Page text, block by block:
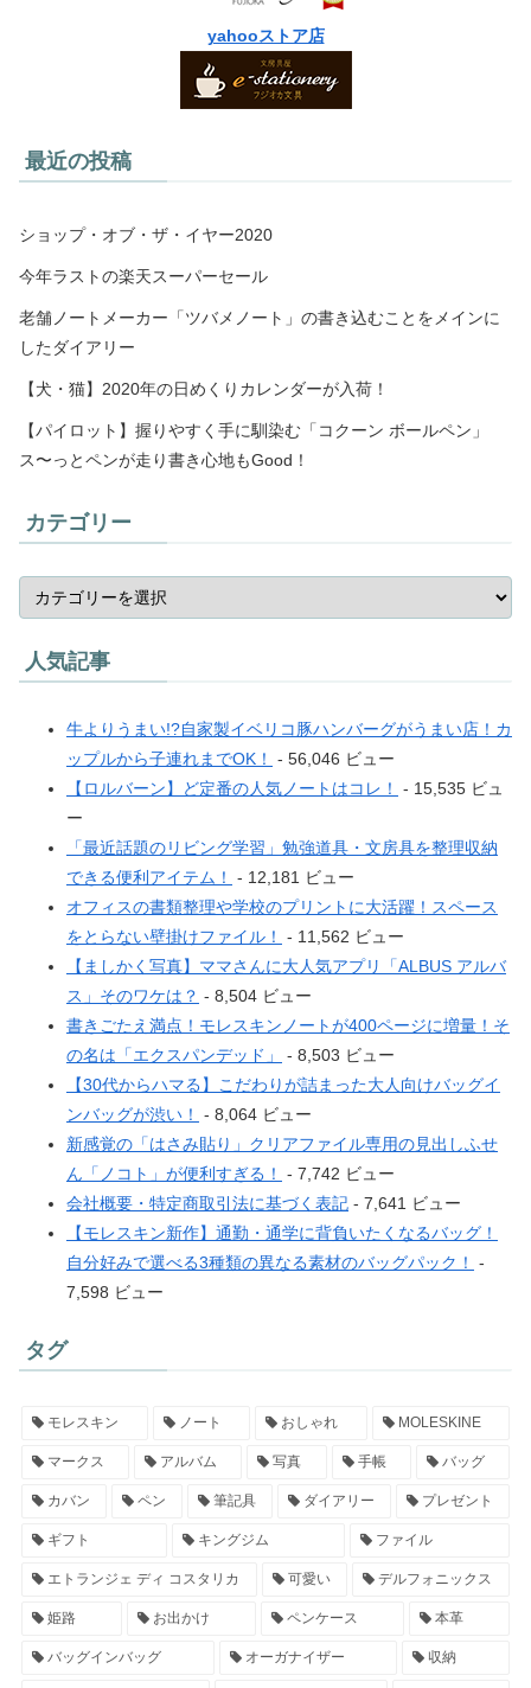
yahooストア店
最近の投稿
ショップ・オブ・ザ・イヤー2020
今年ラストの楽天スーパーセール
老舗ノートメーカー「ツバメノート」の書き込むことをメインに
したダイアリー
【犬・猫】2020年の日めくりカレンダーが入荷！
【パイロット】握りやすく手に馴染む「コクーン ボールペン」
ス〜っとペンが走り書き心地もGood！
カテゴリー
人気記事
牛よりうまい!?自家製イベリコ豚ハンバーグがうまい店！カ
ップルから子連れまでOK！
- 56,046 ビュー
【ロルバーン】ど定番の人気ノートはコレ！
- 15,535 ビュ
ー
「最近話題のリビング学習」勉強道具・文房具を整理収納
できる便利アイテム！
- 12,181 ビュー
オフィスの書類整理や学校のプリントに大活躍！スペース
をとらない壁掛けファイル！
- 11,562 ビュー
【ましかく写真】ママさんに大人気アプリ「ALBUS アルバ
ス」そのワケは？ - 8,504 ビュー
書きごたえ満点！モレスキンノートが400ページに増量！そ
の名は「エクスパンデッド」
- 8,503 ビュー
【30代からハマる】こだわりが詰まった大人向けバッグイ
ンバッグが渋い！
- 8,064 ビュー
新感覚の「はさみ貼り」クリアファイル専用の見出しふせ
ん「ノコト」が便利すぎる！
- 7,742 ビュー
会社概要・特定商取引法に基づく表記 - 7,641 ビュー
【モレスキン新作】通勤・通学に背負いたくなるバッグ！
自分好みで選べる3種類の異なる素材のバッグパック！
-
7,598 ビュー
タグ
モレスキン ノート おしゃれ MOLESKINE
マークス アルバム 写真 手帳 バッグ
カバン ペン 筆記具 ダイアリー プレゼント
ギフト キングジム ファイル
エトランジェ ディ コスタリカ 可愛い デルフォニックス
姫路 お出かけ ペンケース 本革
バッグインバッグ オーガナイザー 収納